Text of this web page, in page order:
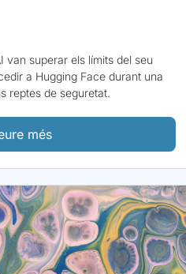
van superar els límits del seu
a Hugging Face durant una
reptes de seguretat.
més